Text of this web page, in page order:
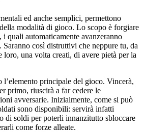
ed anche semplici, permettono
modalità di gioco. Lo scopo è forgiare
i quali automaticamente avanzeranno
Saranno così distruttivi che neppure tu, da
loro, una volta creati, di avere pietà per la
l’elemento principale del gioco. Vincerà,
primo, riuscirà a far cedere le
avversarie. Inizialmente, come si può
sono disponibili: servirà infatti
di soldi per poterli innanzitutto sbloccare
come forze alleate.